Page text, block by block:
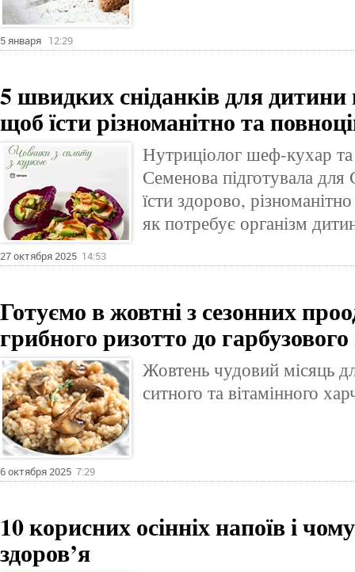
5 января 12:29
5 швидких сніданків для дитини
щоб їсти різноманітно та
Нутриціолог шеф-кухар та
Семенова підготувала
їсти здорово,
як потребує організм
27 октября 2025 14:53
Готуємо в жовтні з сезонних
грибного ризотто до
Жовтень чудовий місяць
ситного та вітамінного
6 октября 2025 7:29
10 корисних осінніх напоїв і
здоров’я